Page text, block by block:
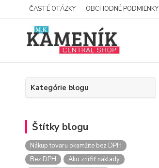
ČASTÉ OTÁZKY OBCHODNÉ PODMIENKY
Kategórie blogu
Štítky blogu
Nákup tovaru okamžite bez DPH
Bez DPH
Ako znížiť náklady